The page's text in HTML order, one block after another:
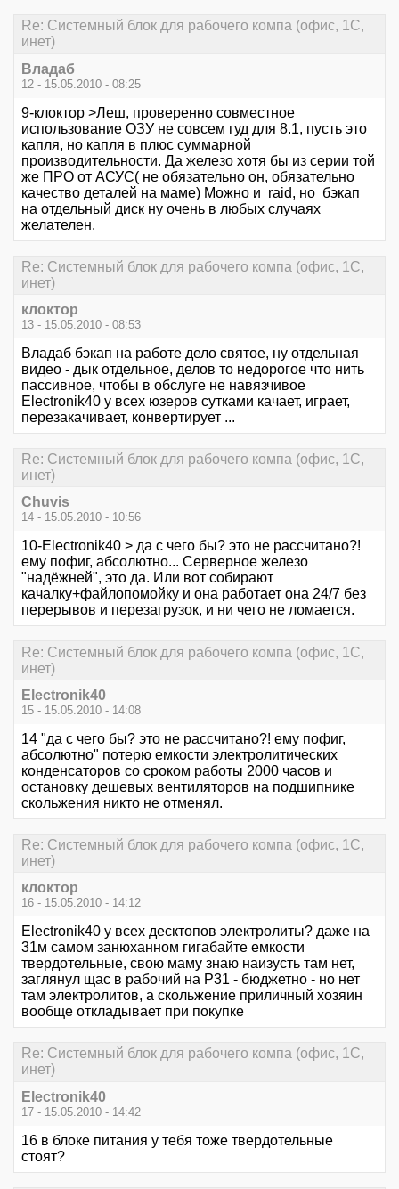
Re: Системный блок для рабочего компа (офис, 1С,
инет)
Владаб
12 - 15.05.2010 - 08:25
9-клоктор >Леш, проверенно совместное
использование ОЗУ не совсем гуд для 8.1, пусть это
капля, но капля в плюс суммарной
производительности. Да железо хотя бы из серии той
же ПРО от АСУС( не обязательно он, обязательно
качество деталей на маме) Можно и raid, но бэкап
на отдельный диск ну очень в любых случаях
желателен.
Re: Системный блок для рабочего компа (офис, 1С,
инет)
клоктор
13 - 15.05.2010 - 08:53
Владаб бэкап на работе дело святое, ну отдельная
видео - дык отдельное, делов то недорогое что нить
пассивное, чтобы в обслуге не навязчивое
Electronik40 у всех юзеров сутками качает, играет,
перезакачивает, конвертирует ...
Re: Системный блок для рабочего компа (офис, 1С,
инет)
Chuvis
14 - 15.05.2010 - 10:56
10-Electronik40 > да с чего бы? это не рассчитано?!
ему пофиг, абсолютно... Серверное железо
"надёжней", это да. Или вот собирают
качалку+файлопомойку и она работает она 24/7 без
перерывов и перезагрузок, и ни чего не ломается.
Re: Системный блок для рабочего компа (офис, 1С,
инет)
Electronik40
15 - 15.05.2010 - 14:08
14 "да с чего бы? это не рассчитано?! ему пофиг,
абсолютно" потерю емкости электролитических
конденсаторов со сроком работы 2000 часов и
остановку дешевых вентиляторов на подшипнике
скольжения никто не отменял.
Re: Системный блок для рабочего компа (офис, 1С,
инет)
клоктор
16 - 15.05.2010 - 14:12
Electronik40 у всех десктопов электролиты? даже на
31м самом занюханном гигабайте емкости
твердотельные, свою маму знаю наизусть там нет,
заглянул щас в рабочий на Р31 - бюджетно - но нет
там электролитов, а скольжение приличный хозяин
вообще откладывает при покупке
Re: Системный блок для рабочего компа (офис, 1С,
инет)
Electronik40
17 - 15.05.2010 - 14:42
16 в блоке питания у тебя тоже твердотельные
стоят?